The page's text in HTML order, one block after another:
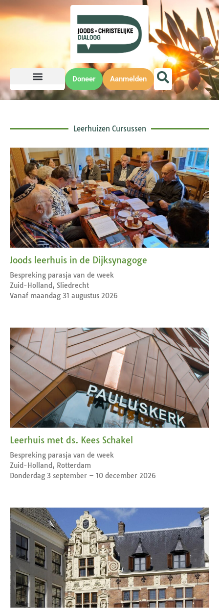
Doneer Aanmelden
Leerhuizen Cursussen
Joods leerhuis in de Dijksynagoge
Bespreking parasja van de week
Zuid-Holland, Sliedrecht
Vanaf maandag 31 augustus 2026
Leerhuis met ds. Kees Schakel
Bespreking parasja van de week
Zuid-Holland, Rotterdam
Donderdag 3 september – 10 december 2026